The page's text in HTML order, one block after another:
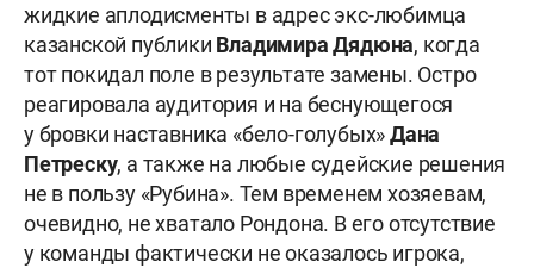
жидкие аплодисменты в адрес экс-любимца
казанской публики Владимира Дядюна, когда
тот покидал поле в результате замены. Остро
реагировала аудитория и на беснующегося
у бровки наставника «бело-голубых»Дана
Петреску, а также на любые судейские решения
не в пользу «Рубина». Тем временем хозяевам,
очевидно, не хватало Рондона. В его отсутствие
у команды фактически не оказалось игрока,